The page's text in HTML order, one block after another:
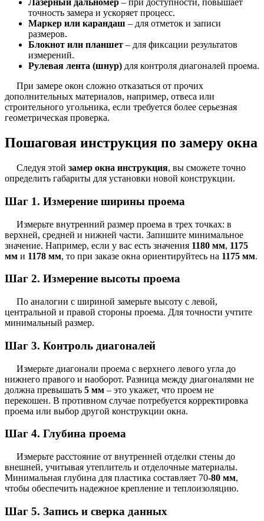
Лазерный дальномер – при доступности, повышает
точность замера и ускоряет процесс.
Маркер или карандаш – для отметок и записи
размеров.
Блокнот или планшет – для фиксации результатов
измерений.
Рулевая лента (шнур) для контроля диагоналей проема.
При замере окон сложно отказаться от прочих
дополнительных материалов, например, отвеса или
строительного угольника, если требуется более серьезная
геометрическая проверка.
Пошаговая инструкция по замеру окна
Следуя этой замер окна инструкция, вы сможете точно
определить габариты для установки новой конструкции.
Шаг 1. Измерение ширины проема
Измерьте внутренний размер проема в трех точках: в
верхней, средней и нижней части. Запишите минимальное
значение. Например, если у вас есть значения 1180 мм, 1175
мм и 1178 мм, то при заказе окна ориентируйтесь на 1175 мм.
Шаг 2. Измерение высоты проема
По аналогии с шириной замерьте высоту с левой,
центральной и правой стороны проема. Для точности учтите
минимальный размер.
Шаг 3. Контроль диагоналей
Измерьте диагонали проема с верхнего левого угла до
нижнего правого и наоборот. Разница между диагоналями не
должна превышать 5 мм – это укажет, что проем не
перекошен. В противном случае потребуется корректировка
проема или выбор другой конструкции окна.
Шаг 4. Глубина проема
Измерьте расстояние от внутренней отделки стены до
внешней, учитывая утеплитель и отделочные материалы.
Минимальная глубина для пластика составляет 70-80 мм,
чтобы обеспечить надежное крепление и теплоизоляцию.
Шаг 5. Запись и сверка данных